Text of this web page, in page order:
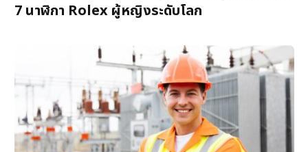
7 นาฬิกา Rolex ผู้หญิงระดับโลก